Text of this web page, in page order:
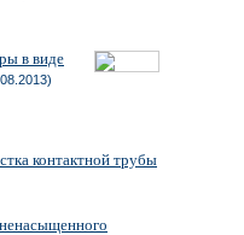
в виде
контактной трубы